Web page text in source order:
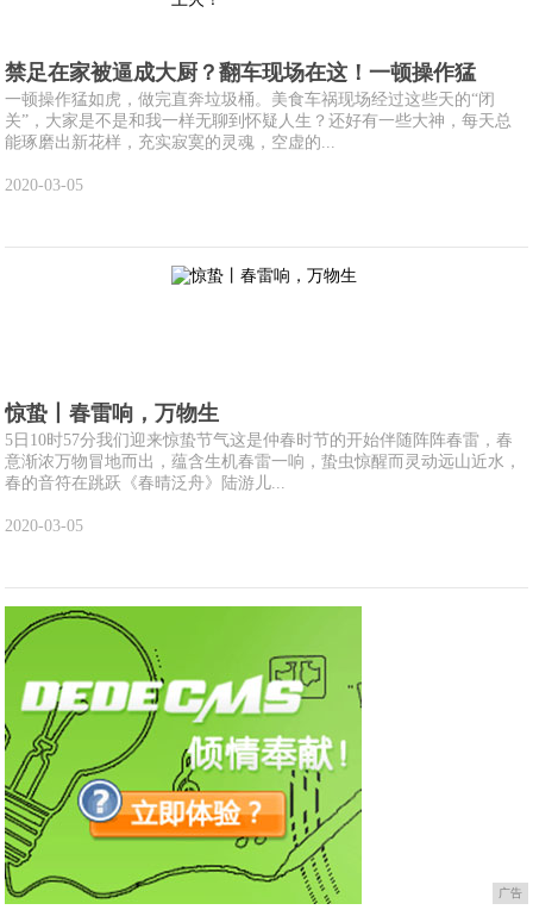
禁足在家被逼成大厨？翻车现场在这！一顿操作猛
一顿操作猛如虎，做完直奔垃圾桶。美食车祸现场经过这些天的“闭
关”，大家是不是和我一样无聊到怀疑人生？还好有一些大神，每天总
能琢磨出新花样，充实寂寞的灵魂，空虚的...
2020-03-05
惊蛰丨春雷响，万物生
5日10时57分我们迎来惊蛰节气这是仲春时节的开始伴随阵阵春雷，春
意渐浓万物冒地而出，蕴含生机春雷一响，蛰虫惊醒而灵动远山近水，
春的音符在跳跃《春晴泛舟》陆游儿...
2020-03-05
广告